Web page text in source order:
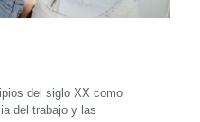
del siglo XX como
del trabajo y las